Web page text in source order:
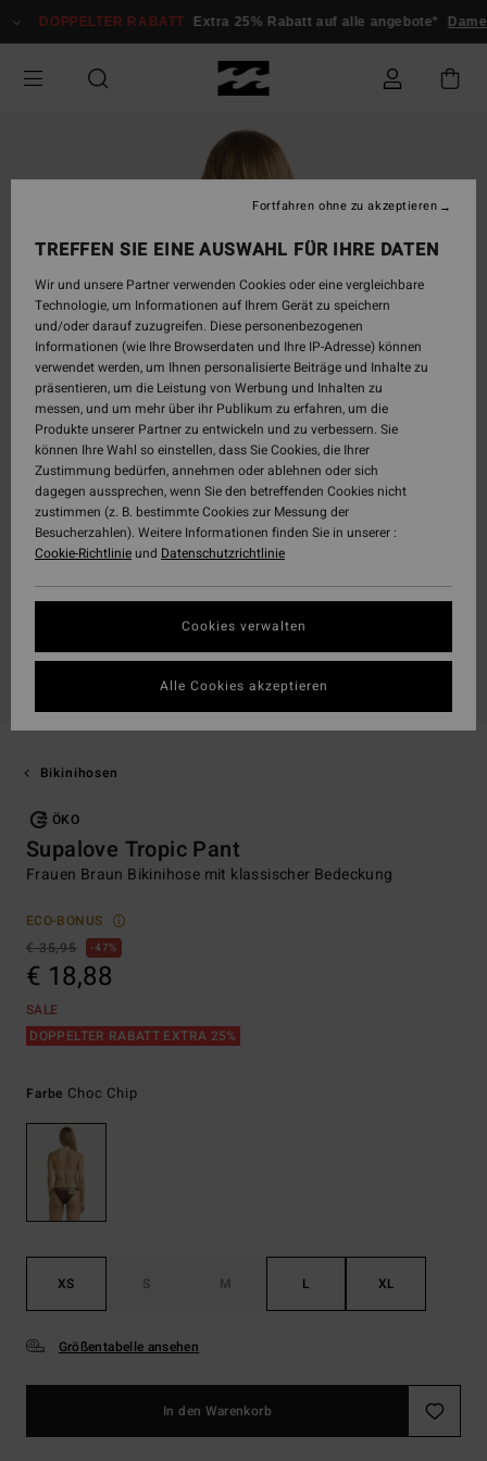
zur
springen
DOPPELTER RABATT Extra 25% Rabatt auf alle angebote* Damen
Bikinihosen
ÖKO
Supalove Tropic Pant
Frauen Braun Bikinihose mit klassischer Bedeckung
ECO-BONUS
€ 35,95
47%
€ 18,88
SALE
DOPPELTER RABATT EXTRA 25%
Farbe Choc Chip
XS S M L XL
Größentabelle ansehen
In den Warenkorb
TREFFEN SIE EINE AUSWAHL FÜR IHRE DATEN
Wir und unsere Partner verwenden Cookies oder eine vergleichbare
Technologie, um Informationen auf Ihrem Gerät zu speichern
und/oder darauf zuzugreifen. Diese personenbezogenen
Informationen (wie Ihre Browserdaten und Ihre IP-Adresse) können
verwendet werden, um Ihnen personalisierte Beiträge und Inhalte zu
präsentieren, um die Leistung von Werbung und Inhalten zu
messen, und um mehr über ihr Publikum zu erfahren, um die
Produkte unserer Partner zu entwickeln und zu verbessern. Sie
können Ihre Wahl so einstellen, dass Sie Cookies, die Ihrer
Zustimmung bedürfen, annehmen oder ablehnen oder sich
dagegen aussprechen, wenn Sie den betreffenden Cookies nicht
zustimmen (z. B. bestimmte Cookies zur Messung der
Besucherzahlen). Weitere Informationen finden Sie in unserer :
Cookie-Richtlinieund Datenschutzrichtlinie
Cookies verwalten
Fortfahren ohne zu akzeptieren
Alle Cookies akzeptieren